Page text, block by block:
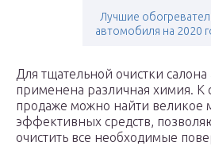
Лучшие
автомобиля на 2020
Для тщательной очистки
применена различная химия. К
продаже можно найти великое
эффективных средств,
очистить все необходимые